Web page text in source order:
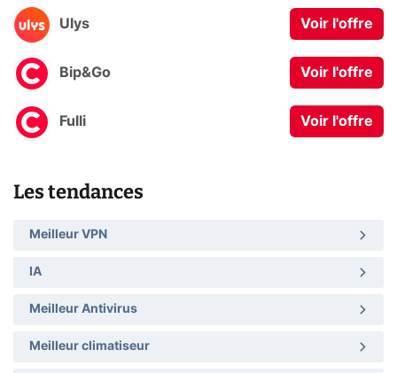
Ulys Voir l'offre
Bip&Go Voir l'offre
Fulli Voir l'offre
Les tendances
Meilleur VPN
IA
Meilleur Antivirus
Meilleur climatiseur